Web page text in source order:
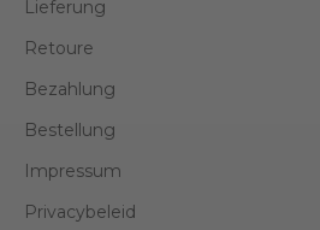
Lieferung
Retoure
Bezahlung
Bestellung
Impressum
Privacybeleid